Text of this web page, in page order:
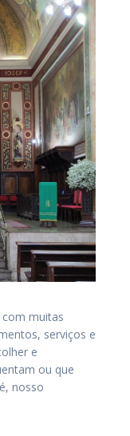
com muitas
serviços e
e
ou que
nosso